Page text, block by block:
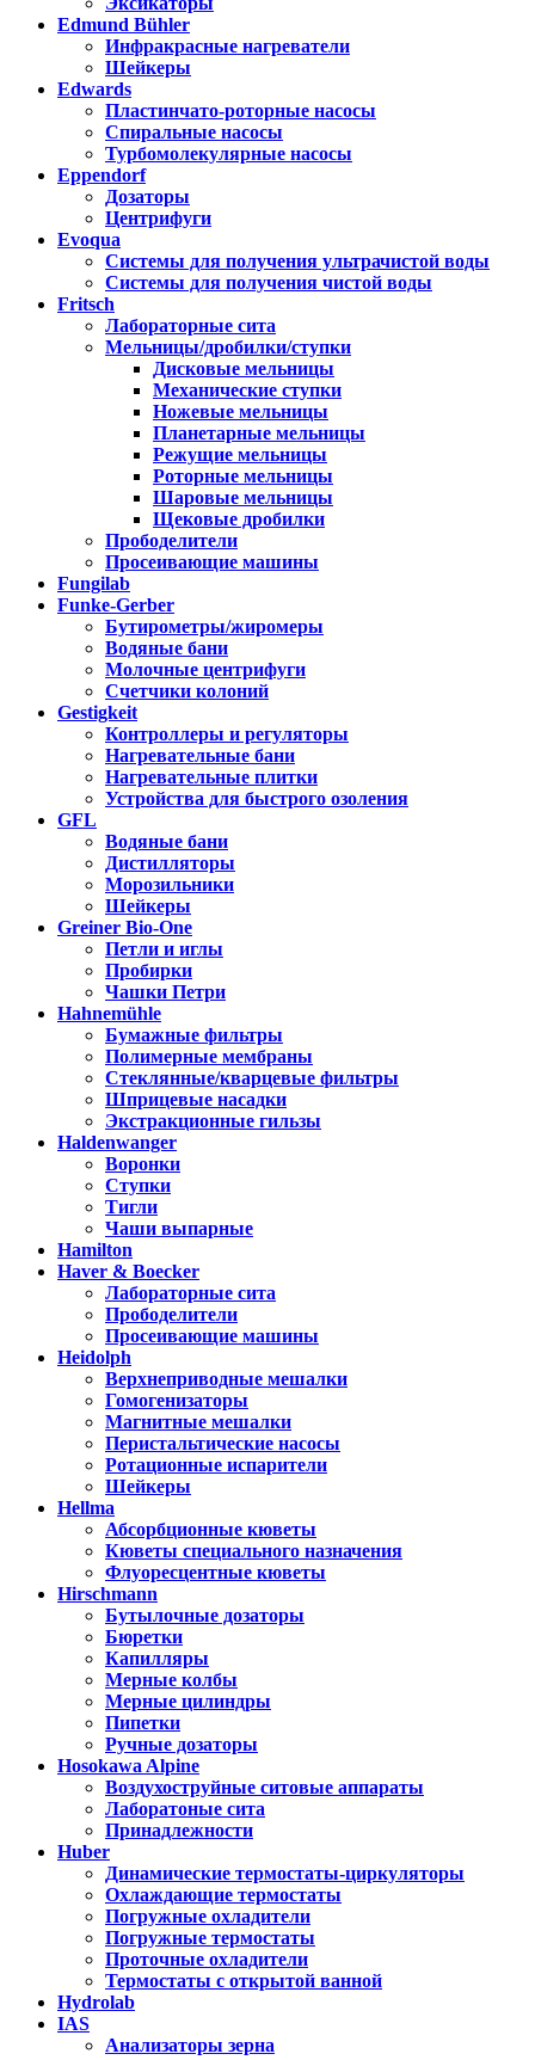
Edmund Bühler
Инфракрасные нагреватели
Шейкеры
Edwards
Пластинчато-роторные насосы
Спиральные насосы
Турбомолекулярные насосы
Eppendorf
Дозаторы
Центрифуги
Evoqua
Системы для получения ультрачистой воды
Системы для получения чистой воды
Fritsch
Лабораторные сита
Мельницы/дробилки/ступки
Дисковые мельницы
Механические ступки
Ножевые мельницы
Планетарные мельницы
Режущие мельницы
Роторные мельницы
Шаровые мельницы
Щековые дробилки
Прободелители
Просеивающие машины
Fungilab
Funke-Gerber
Бутирометры/жиромеры
Водяные бани
Молочные центрифуги
Счетчики колоний
Gestigkeit
Контроллеры и регуляторы
Нагревательные бани
Нагревательные плитки
Устройства для быстрого озоления
GFL
Водяные бани
Дистилляторы
Морозильники
Шейкеры
Greiner Bio-One
Петли и иглы
Пробирки
Чашки Петри
Hahnemühle
Бумажные фильтры
Полимерные мембраны
Стеклянные/кварцевые фильтры
Шприцевые насадки
Экстракционные гильзы
Haldenwanger
Воронки
Ступки
Тигли
Чаши выпарные
Hamilton
Haver & Boecker
Лабораторные сита
Прободелители
Просеивающие машины
Heidolph
Верхнеприводные мешалки
Гомогенизаторы
Магнитные мешалки
Перистальтические насосы
Ротационные испарители
Шейкеры
Hellma
Абсорбционные кюветы
Кюветы специального назначения
Флуоресцентные кюветы
Hirschmann
Бутылочные дозаторы
Бюретки
Капилляры
Мерные колбы
Мерные цилиндры
Пипетки
Ручные дозаторы
Hosokawa Alpine
Воздухоструйные ситовые аппараты
Лаборатоные сита
Принадлежности
Huber
Динамические термостаты-циркуляторы
Охлаждающие термостаты
Погружные охладители
Погружные термостаты
Проточные охладители
Термостаты с открытой ванной
Hydrolab
IAS
Анализаторы зерна